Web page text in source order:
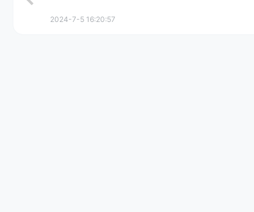
2024-7-5 16:20:57